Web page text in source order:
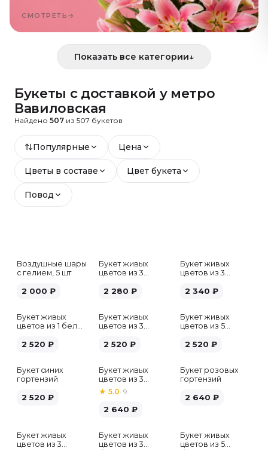
СМОТРЕТЬ →
Показать все категории↓
Букеты с доставкой у метро
Вавиловская
Найдено 507 из 507 букетов
Популярные Цена
Цветы в составе Цвет букета
Повод
Воздушные шары
с гелием, 5 шт
2 000 ₽
Букет живых
цветов из 3
2 280 ₽
Букет живых
цветов из 3
2 340 ₽
Букет живых
цветов из 1 белой
2 520 ₽
Букет живых
цветов из 3
2 520 ₽
Букет живых
цветов из 5
микс
2 520 ₽
Букет синих
гортензий
2 520 ₽
Букет живых
цветов из 3
розовых пионов
★ 5.0· 9
2 640 ₽
Букет розовых
гортензий
2 640 ₽
Букет живых
цветов из 3
Букет живых
цветов из 3
Хит
Букет живых
цветов из 5